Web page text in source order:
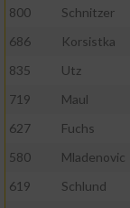
800
Schnitzer
686
Korsistka
835
Utz
719
Maul
627
Fuchs
580
Mladenovic
619
Schlund
Verwendung
Verwendung
Informationen